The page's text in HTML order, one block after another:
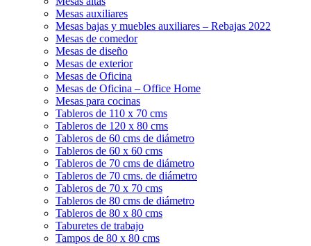
Mesas auxiliares
Mesas bajas y muebles auxiliares – Rebajas 2022
Mesas de comedor
Mesas de diseño
Mesas de exterior
Mesas de Oficina
Mesas de Oficina – Office Home
Mesas para cocinas
Tableros de 110 x 70 cms
Tableros de 120 x 80 cms
Tableros de 60 cms de diámetro
Tableros de 60 x 60 cms
Tableros de 70 cms de diámetro
Tableros de 70 cms. de diámetro
Tableros de 70 x 70 cms
Tableros de 80 cms de diámetro
Tableros de 80 x 80 cms
Taburetes de trabajo
Tampos de 80 x 80 cms